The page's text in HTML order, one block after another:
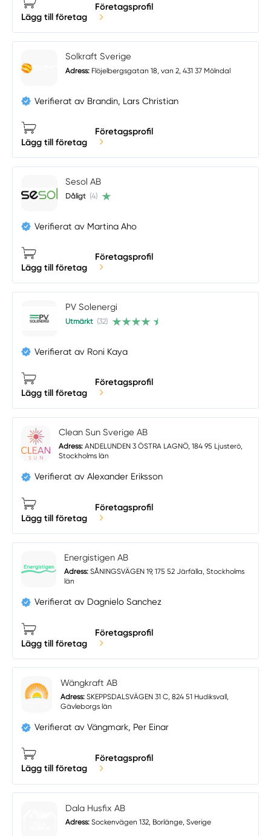
Lägg till företag
Företagsprofil
Solkraft Sverige
Adress: Flöjelbergsgatan 18, van 2, 431 37 Mölndal
Verifierat av Brandin, Lars Christian
Lägg till företag
Företagsprofil
Sesol AB
Dåligt (4)
Verifierat av Martina Aho
Lägg till företag
Företagsprofil
PV Solenergi
Utmärkt (32)
Verifierat av Roni Kaya
Lägg till företag
Företagsprofil
Clean Sun Sverige AB
Adress:ANDELUNDEN 3 ÖSTRA LAGNÖ, 184 95 Ljusterö,
Stockholms län
Verifierat av Alexander Eriksson
Lägg till företag
Företagsprofil
Energistigen AB
Adress: SÅNINGSVÄGEN 19, 175 52 Järfälla, Stockholms
län
Verifierat av Dagnielo Sanchez
Lägg till företag
Företagsprofil
Wängkraft AB
Adress:SKEPPSDALSVÄGEN 31 C, 824 51 Hudiksvall,
Gävleborgs län
Verifierat av Vängmark, Per Einar
Lägg till företag
Företagsprofil
Dala Husfix AB
Adress: Sockenvägen 132, Borlänge, Sverige